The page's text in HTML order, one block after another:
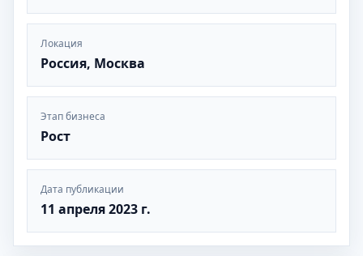
Локация
Россия, Москва
Этап бизнеса
Рост
Дата публикации
11 апреля 2023 г.